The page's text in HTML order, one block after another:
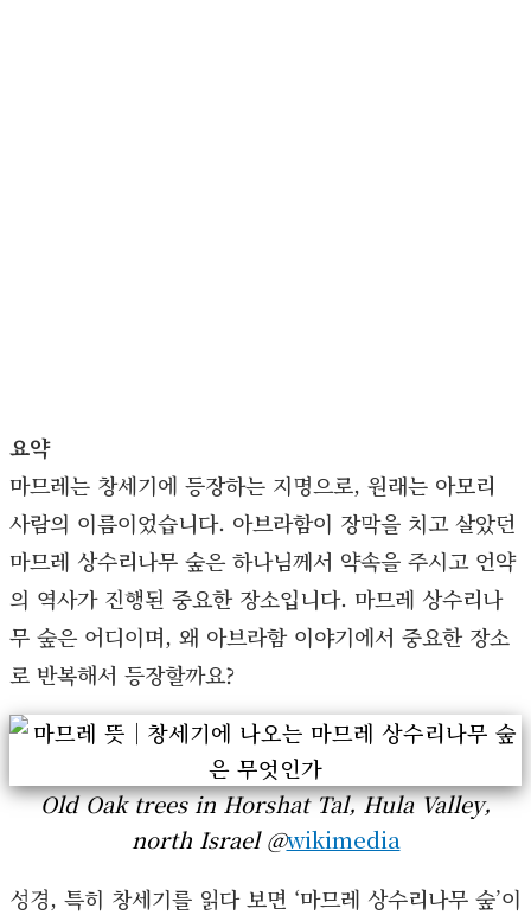
요약
마므레는 창세기에 등장하는 지명으로, 원래는 아모리
사람의 이름이었습니다. 아브라함이 장막을 치고 살았던
마므레 상수리나무 숲은 하나님께서 약속을 주시고 언약
의 역사가 진행된 중요한 장소입니다. 마므레 상수리나
무 숲은 어디이며, 왜 아브라함 이야기에서 중요한 장소
로 반복해서 등장할까요?
Old Oak trees in Horshat Tal, Hula Valley,
north Israel @wikimedia
성경, 특히 창세기를 읽다 보면 ‘마므레 상수리나무 숲’이